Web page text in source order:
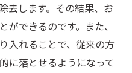
去します。その結果、お
ができるのです。また、
入れることで、従来の方
に落とせるようになって